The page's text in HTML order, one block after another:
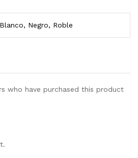
Blanco, Negro, Roble
who have purchased this product